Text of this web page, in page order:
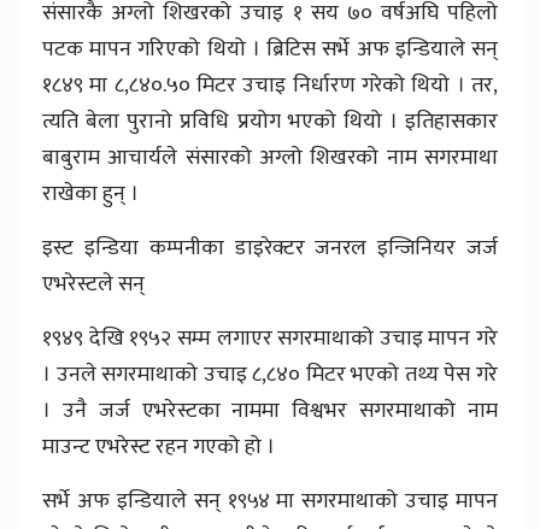
संसारकै अग्लो शिखरको उचाइ १ सय ७० वर्षअघि पहिलो
पटक मापन गरिएको थियो । ब्रिटिस सर्भे अफ इन्डियाले सन्
१८४९ मा ८,८४०.५० मिटर उचाइ निर्धारण गरेको थियो । तर,
त्यति बेला पुरानो प्रविधि प्रयोग भएको थियो । इतिहासकार
बाबुराम आचार्यले संसारको अग्लो शिखरको नाम सगरमाथा
राखेका हुन् ।
इस्ट इन्डिया कम्पनीका डाइरेक्टर जनरल इन्जिनियर जर्ज
एभरेस्टले सन्
१९४९ देखि १९५२ सम्म लगाएर सगरमाथाको उचाइ मापन गरे
। उनले सगरमाथाको उचाइ ८,८४० मिटर भएको तथ्य पेस गरे
। उनै जर्ज एभरेस्टका नाममा विश्वभर सगरमाथाको नाम
माउन्ट एभरेस्ट रहन गएको हो ।
सर्भे अफ इन्डियाले सन् १९५४ मा सगरमाथाको उचाइ मापन